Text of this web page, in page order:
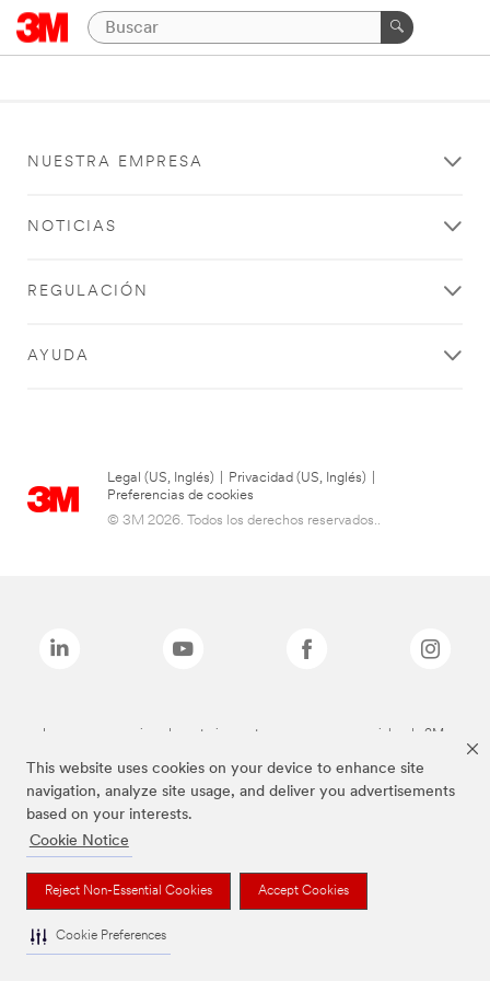
This website uses cookies on your device to enhance site
navigation, analyze site usage, and deliver you advertisements
based on your interests.
Cookie Notice
Reject Non-Essential Cookies Accept Cookies
Cookie Preferences
NUESTRA EMPRESA
NOTICIAS
REGULACIÓN
AYUDA
Legal (US, Inglés) Privacidad (US, Inglés)
Preferencias de cookies
© 3M 2026. Todos los derechos reservados..
Las marcas mencionadas anteriormente son marcas comerciales de 3M.